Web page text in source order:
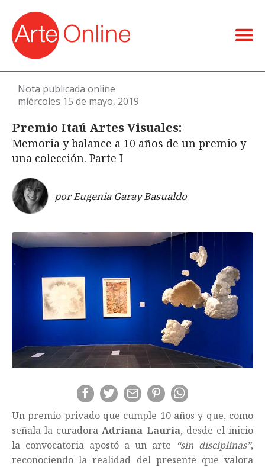
Nota publicada online
miércoles 15 de mayo, 2019
Premio Itaú Artes Visuales:
Memoria y balance a 10 años de un premio y
una colección. Parte I
por Eugenia Garay Basualdo
Un premio privado que cumple 10 años y que, como
señala la curadoraAdriana Lauria, desde el inicio
la convocatoria apostó a un arte “sin disciplinas”,
reconociendo la realidad del presente que valora